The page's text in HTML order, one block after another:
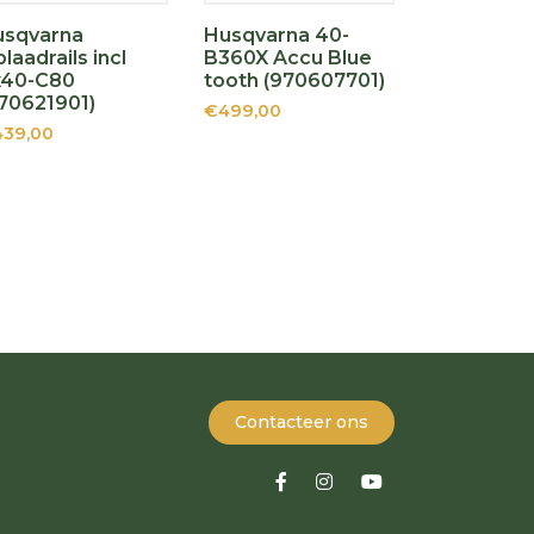
incl
C80
Husqvarna 40-
B360X Accu Blue
tooth (970607701)
€499,00
Contacteer ons